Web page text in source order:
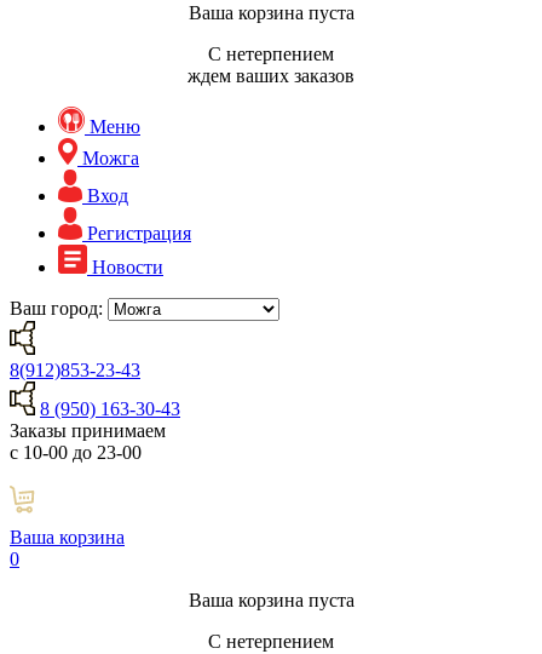
Ваша корзина пуста
С нетерпением
ждем ваших заказов
Меню
Можга
Вход
Регистрация
Новости
Ваш город:
8(912)853-23-43
8 (950) 163-30-43
Заказы принимаем
с 10-00 до 23-00
Ваша корзина
0
Ваша корзина пуста
С нетерпением